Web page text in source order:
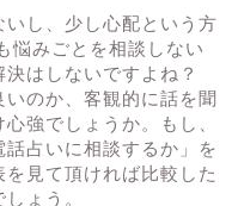
し、少し心配という方
悩みごとを相談しない
はしないですよね？
のか、客観的に話を聞
強でしょうか。もし、
話占いに相談するか」を
見て頂ければ比較した
ょう。